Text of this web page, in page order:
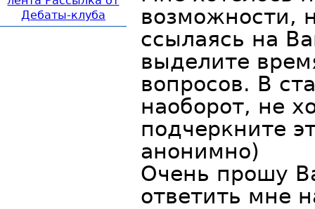
возможности,
ссылаясь на
выделите
вопросов. В
наоборот, не
подчеркните
анонимно)
Очень прошу
ответить мне